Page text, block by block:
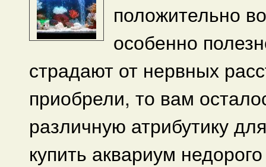
положительно
особенно
страдают от нервных
приобрели, то вам
различную атрибутику
купить аквариум